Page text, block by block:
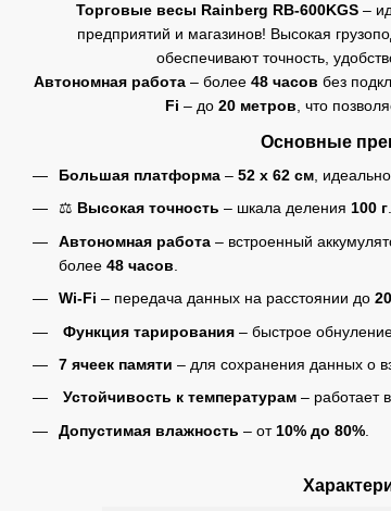
Торговые весы Rainberg RB-600KGS–
предприятий и магазинов! Высокая
обеспечивают точность,
Автономная работа – более 48 часов без
Fi – до 20 метров , что
Основные
Большая платформа – 52 х 62 см ,
⚖️ Высокая точность – шкала деления 100 г.
Автономная работа – встроенный
более 48 часов
Wi-Fi – передача данных на расстоянии до
Функция тарирования – быстрое
7 ячеек памяти – для сохранения данных о
Устойчивость к температурам – работает
Допустимая влажность – от 10% до 80%